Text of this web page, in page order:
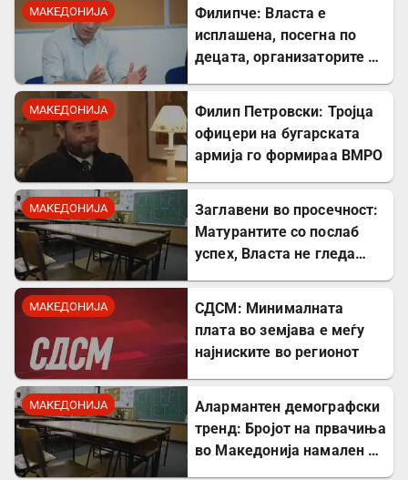
МАКЕДОНИЈА
Филипче: Власта е
исплашена, посегна по
децата, организаторите и
МАКЕДОНИЈА
Филип Петровски: Тројца
офицери на бугарската
армија го формираа ВМРО
МАКЕДОНИЈА
Заглавени во просечност:
Матурантите со послаб
успех, Власта не гледа
МАКЕДОНИЈА
СДСМ: Минималната
плата во земјава е меѓу
најниските во регионот
МАКЕДОНИЈА
Алармантен демографски
тренд: Бројот на првачиња
во Македонија намален за